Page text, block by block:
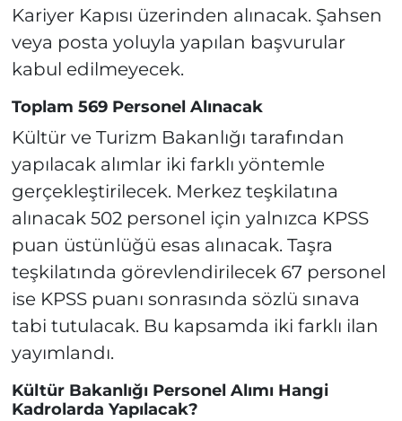
Kariyer Kapısı üzerinden alınacak. Şahsen
veya posta yoluyla yapılan başvurular
kabul edilmeyecek.
Toplam 569 Personel Alınacak
Kültür ve Turizm Bakanlığı tarafından
yapılacak alımlar iki farklı yöntemle
gerçekleştirilecek. Merkez teşkilatına
alınacak 502 personel için yalnızca KPSS
puan üstünlüğü esas alınacak. Taşra
teşkilatında görevlendirilecek 67 personel
ise KPSS puanı sonrasında sözlü sınava
tabi tutulacak. Bu kapsamda iki farklı ilan
yayımlandı.
Kültür Bakanlığı Personel Alımı Hangi
Kadrolarda Yapılacak?